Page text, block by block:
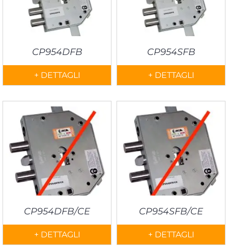
CP954DFB
+ DETTAGLI
CP954SFB
+ DETTAGLI
CP954DFB/CE
+ DETTAGLI
CP954SFB/CE
+ DETTAGLI